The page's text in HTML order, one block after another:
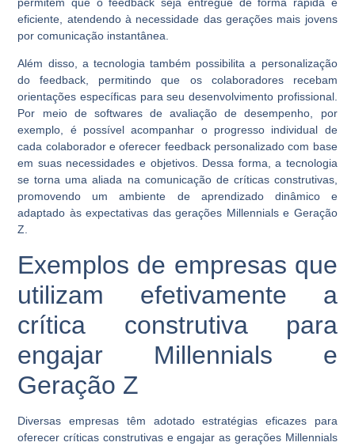
eficiente, atendendo à necessidade das gerações mais jovens
por comunicação instantânea.
Além disso, a tecnologia também possibilita a personalização
do feedback, permitindo que os colaboradores recebam
orientações específicas para seu desenvolvimento profissional.
Por meio de softwares de avaliação de desempenho, por
exemplo, é possível acompanhar o progresso individual de
cada colaborador e oferecer feedback personalizado com base
em suas necessidades e objetivos. Dessa forma, a tecnologia
se torna uma aliada na comunicação de críticas construtivas,
promovendo um ambiente de aprendizado dinâmico e
adaptado às expectativas das gerações Millennials e Geração
Z.
Exemplos de empresas que
utilizam efetivamente a
crítica construtiva para
engajar Millennials e
Geração Z
Diversas empresas têm adotado estratégias eficazes para
oferecer críticas construtivas e engajar as gerações Millennials